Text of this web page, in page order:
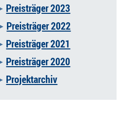
Preisträger 2023
Preisträger 2022
Preisträger 2021
Preisträger 2020
Projektarchiv